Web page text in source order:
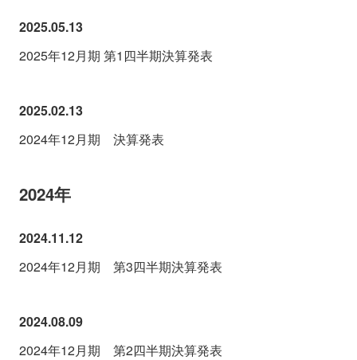
2025.05.13
2025年12月期 第1四半期決算発表
2025.02.13
2024年12月期 決算発表
2024年
2024.11.12
2024年12月期 第3四半期決算発表
2024.08.09
2024年12月期 第2四半期決算発表